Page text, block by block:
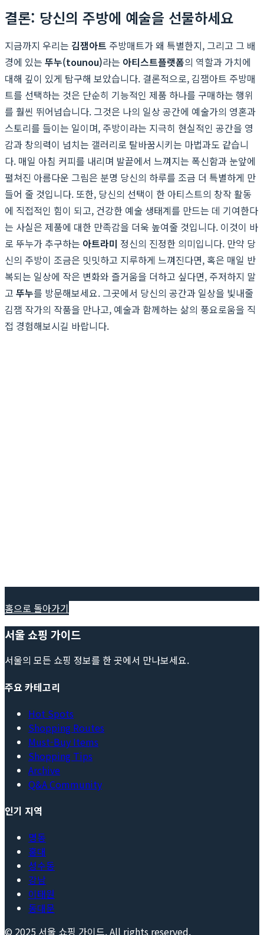
결론: 당신의 주방에 예술을 선물하세요
지금까지 우리는 김잼아트 주방매트가 왜 특별한지, 그리고 그 배
경에 있는 뚜누(tounou)라는 아티스트플랫폼의 역할과 가치에
대해 깊이 있게 탐구해 보았습니다. 결론적으로, 김잼아트 주방매
트를 선택하는 것은 단순히 기능적인 제품 하나를 구매하는 행위
를 훨씬 뛰어넘습니다. 그것은 나의 일상 공간에 예술가의 영혼과
스토리를 들이는 일이며, 주방이라는 지극히 현실적인 공간을 영
감과 창의력이 넘치는 갤러리로 탈바꿈시키는 마법과도 같습니
다. 매일 아침 커피를 내리며 발끝에서 느껴지는 폭신함과 눈앞에
펼쳐진 아름다운 그림은 분명 당신의 하루를 조금 더 특별하게 만
들어 줄 것입니다. 또한, 당신의 선택이 한 아티스트의 창작 활동
에 직접적인 힘이 되고, 건강한 예술 생태계를 만드는 데 기여한다
는 사실은 제품에 대한 만족감을 더욱 높여줄 것입니다. 이것이 바
로 뚜누가 추구하는 아트라미 정신의 진정한 의미입니다. 만약 당
신의 주방이 조금은 밋밋하고 지루하게 느껴진다면, 혹은 매일 반
복되는 일상에 작은 변화와 즐거움을 더하고 싶다면, 주저하지 말
고 뚜누를 방문해보세요. 그곳에서 당신의 공간과 일상을 빛내줄
김잼 작가의 작품을 만나고, 예술과 함께하는 삶의 풍요로움을 직
접 경험해보시길 바랍니다.
홈으로 돌아가기
서울 쇼핑 가이드
서울의 모든 쇼핑 정보를 한 곳에서 만나보세요.
주요 카테고리
Hot Spots
Shopping Routes
Must-Buy Items
Shopping Tips
Archive
Q&A Community
인기 지역
명동
홍대
성수동
강남
이태원
동대문
© 2025 서울 쇼핑 가이드. All rights reserved.